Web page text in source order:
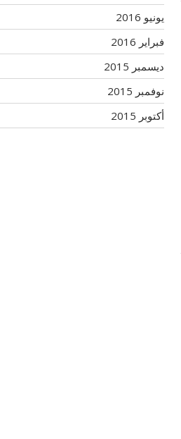
يونيو 2016
فبراير 2016
ديسمبر 2015
نوفمبر 2015
أكتوبر 2015